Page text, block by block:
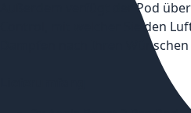
Außerdem verfügt der Pod
Control, mit welcher Sie den
Dampfen nach Ihren